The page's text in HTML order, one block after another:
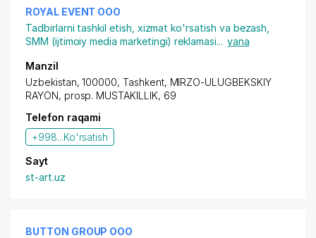
ROYAL EVENT OOO
Tadbirlarni tashkil etish, xizmat ko'rsatish va bezash
SMM (ijtimoiy media marketingi) reklamasi... yana
Manzil
Uzbekistan, 100000, Tashkent, MIRZO-ULUGBEKSKIY
RAYON, prosp. MUSTAKILLIK, 69
Telefon raqami
+998...Ko'rsatish
Sayt
st-art.uz
BUTTON GROUP OOO